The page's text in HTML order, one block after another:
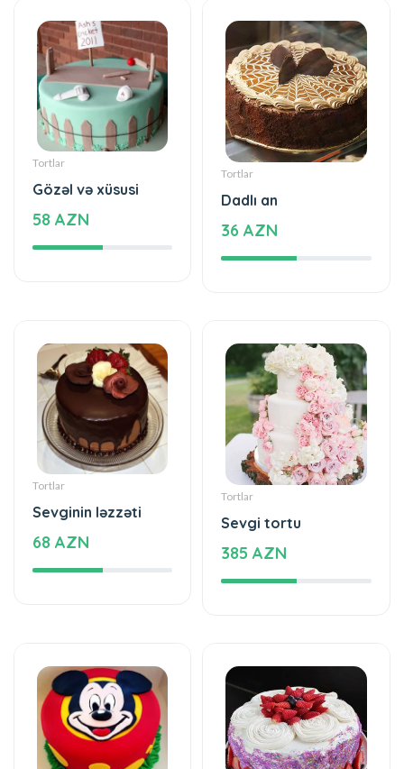
Tortlar
Gözəl və xüsusi
58 AZN
Tortlar
Dadlı an
36 AZN
Tortlar
Sevginin ləzzəti
68 AZN
Tortlar
Sevgi tortu
385 AZN